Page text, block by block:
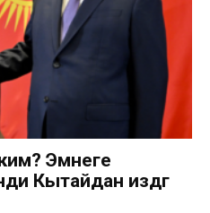
Эмнеге
Кытайдан издөөгө